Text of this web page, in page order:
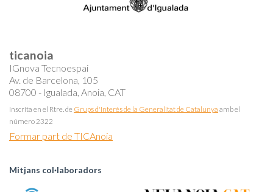
ticanoia
IGnova Tecnoespai
Av. de Barcelona, 105
08700 - Igualada, Anoia, CAT
Inscrita en el Rtre. de Grups d'Interès de la Generalitat de Catalunya amb el
número 2322
Formar part de TICAnoia
Mitjans col·laboradors